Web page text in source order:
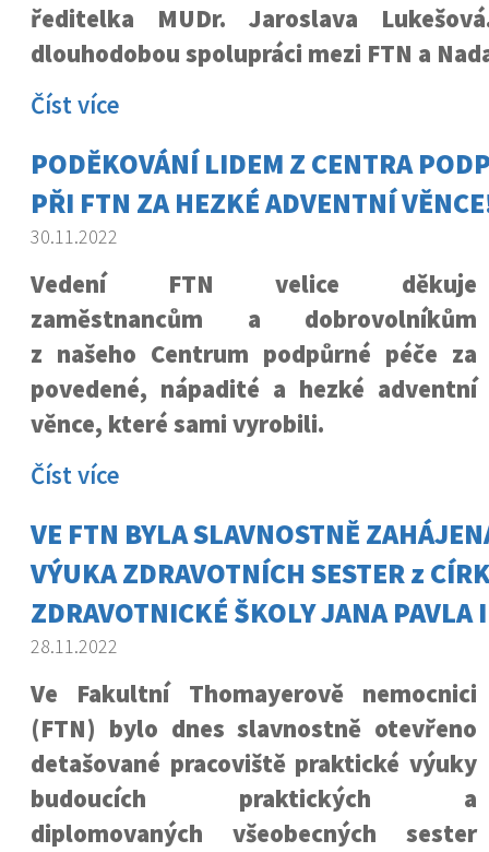
ředitelka MUDr. Jaroslava
dlouhodobou spolupráci mezi FTN a
Číst více
PODĚKOVÁNÍ LIDEM Z CENTRA
PŘI FTN ZA HEZKÉ ADVENTNÍ
30.11.2022
Vedení FTN velice děkuje
zaměstnancům a dobrovolníkům
z našeho Centrum podpůrné péče za
povedené, nápadité a hezké adventní
věnce, které sami vyrobili.
Číst více
VE FTN BYLA SLAVNOSTNĚ
VÝUKA ZDRAVOTNÍCH SESTER z
ZDRAVOTNICKÉ ŠKOLY JANA PAVLA
28.11.2022
Ve Fakultní Thomayerově nemocnici
(FTN) bylo dnes slavnostně otevřeno
detašované pracoviště praktické výuky
budoucích praktických a
diplomovaných všeobecných sester